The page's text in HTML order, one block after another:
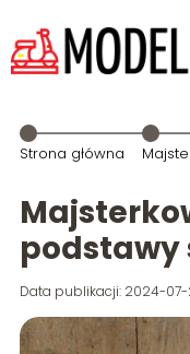
Strona główna
podstawy
Data publikacji: 2024-